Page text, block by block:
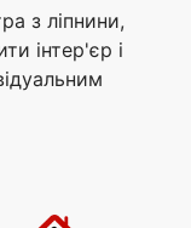
з ліпнини,
інтер'єр і